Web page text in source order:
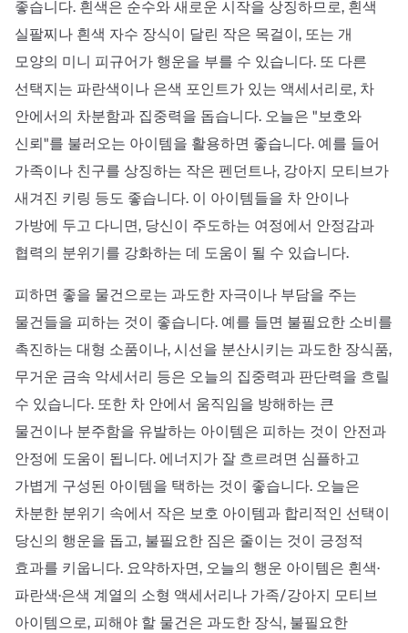
좋습니다. 흰색은 순수와 새로운 시작을 상징하므로, 흰색
실팔찌나 흰색 자수 장식이 달린 작은 목걸이, 또는 개
모양의 미니 피규어가 행운을 부를 수 있습니다. 또 다른
선택지는 파란색이나 은색 포인트가 있는 액세서리로, 차
안에서의 차분함과 집중력을 돕습니다. 오늘은 "보호와
신뢰"를 불러오는 아이템을 활용하면 좋습니다. 예를 들어
가족이나 친구를 상징하는 작은 펜던트나, 강아지 모티브가
새겨진 키링 등도 좋습니다. 이 아이템들을 차 안이나
가방에 두고 다니면, 당신이 주도하는 여정에서 안정감과
협력의 분위기를 강화하는 데 도움이 될 수 있습니다.
피하면 좋을 물건으로는 과도한 자극이나 부담을 주는
물건들을 피하는 것이 좋습니다. 예를 들면 불필요한 소비를
촉진하는 대형 소품이나, 시선을 분산시키는 과도한 장식품,
무거운 금속 악세서리 등은 오늘의 집중력과 판단력을 흐릴
수 있습니다. 또한 차 안에서 움직임을 방해하는 큰
물건이나 분주함을 유발하는 아이템은 피하는 것이 안전과
안정에 도움이 됩니다. 에너지가 잘 흐르려면 심플하고
가볍게 구성된 아이템을 택하는 것이 좋습니다. 오늘은
차분한 분위기 속에서 작은 보호 아이템과 합리적인 선택이
당신의 행운을 돕고, 불필요한 짐은 줄이는 것이 긍정적
효과를 키웁니다. 요약하자면, 오늘의 행운 아이템은 흰색·
파란색·은색 계열의 소형 액세서리나 가족/강아지 모티브
아이템으로, 피해야 할 물건은 과도한 장식, 불필요한